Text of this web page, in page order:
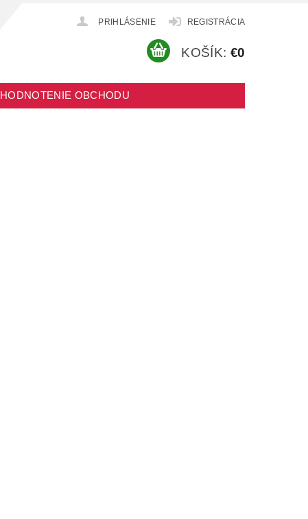
PRIHLÁSENIE REGISTRÁCIA
KOŠÍK: €0
HODNOTENIE OBCHODU